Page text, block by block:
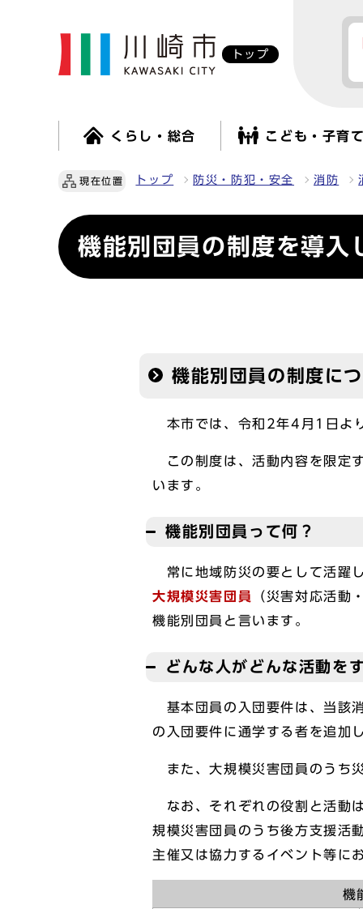
トップ
くらし・総合 こども・子育
現在位置 トップ 防災・防犯・安全 消防
機能別団員の制度を導入
機能別団員の制度に
本市では、令和2年4月1日よ
この制度は、活動内容を限定
います。
機能別団員って何？
常に地域防災の要として活躍
大規模災害団員
（災害対応活動
機能別団員と言います。
どんな人がどんな活動を
基本団員の入団要件は、当該
の入団要件に通学する者を追加
また、大規模災害団員のうち
なお、それぞれの役割と活動
規模災害団員のうち後方支援活
主催又は協力するイベント等に
機